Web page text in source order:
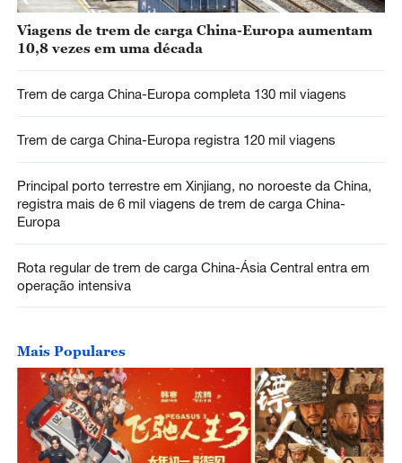
Viagens de trem de carga China-Europa aumentam
10,8 vezes em uma década
Trem de carga China-Europa completa 130 mil viagens
Trem de carga China-Europa registra 120 mil viagens
Principal porto terrestre em Xinjiang, no noroeste da China,
registra mais de 6 mil viagens de trem de carga China-
Europa
Rota regular de trem de carga China-Ásia Central entra em
operação intensiva
Mais Populares